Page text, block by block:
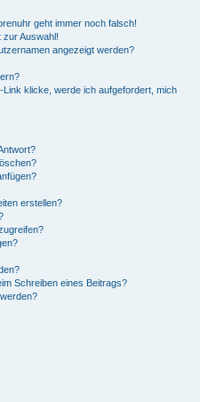
geht immer noch falsch!
zur Auswahl!
angezeigt werden?
klicke, werde ich aufgefordert, mich
erstellen?
Schreiben eines Beitrags?